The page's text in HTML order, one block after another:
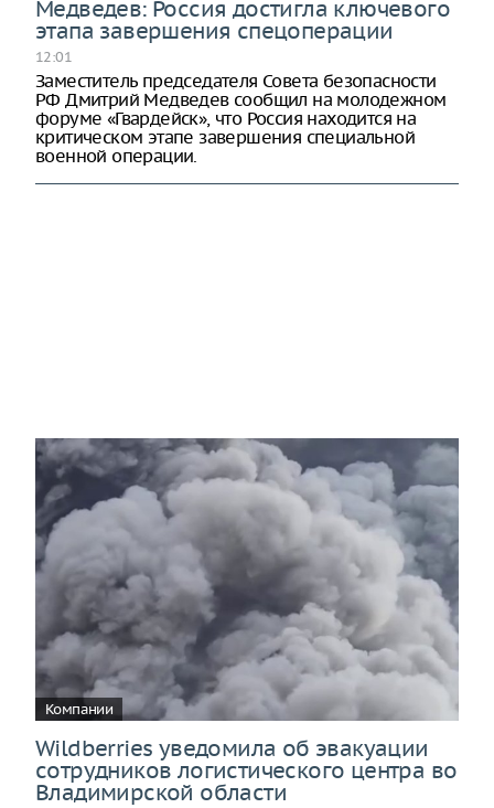
Медведев: Россия достигла ключевого
этапа завершения спецоперации
12:01
Заместитель председателя Совета безопасности
РФ Дмитрий Медведев сообщил на молодежном
форуме «Гвардейск», что Россия находится на
критическом этапе завершения специальной
военной операции.
Компании
Wildberries уведомила об эвакуации
сотрудников логистического центра во
Владимирской области